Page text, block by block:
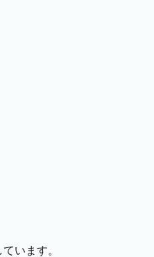
います。